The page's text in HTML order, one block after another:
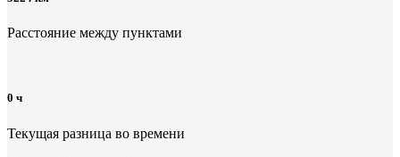
Расстояние между пунктами
0 ч
Текущая разница во времени